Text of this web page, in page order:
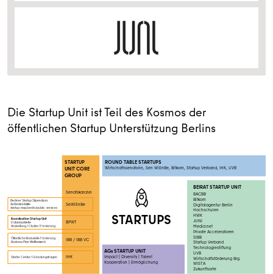
Die Startup Unit ist Teil des Kosmos der
öffentlichen Startup Unterstützung Berlins
Berliner Startup Stipendium
Außenkontakte
startup-map.berlin/public-services
SeWiEnBe
BPWT
IHK
IBB / IBB VC
Senatskanzlei
Koordination Startup Unit
Erstanlaufstelle
Ansiedlung / Cluster/ Förderung
Öffentliche finanzielle Förderung
Business Plan Wettbewerb
Starter Center/ Gründungsfragen
STARTUP
UNIT CORE
GROUP
ROUND TABLE STARTUPS
Wirtschaftssenatorin, Sen WiEnBe, Bitkom, Startup Verband, IHK, UVB
BACBB
Bitkom
Digitalagentur Berlin
Hochschulen
HWK
JUNI
Media:net
Private Acceleratoren
SIBB
Startup Verband
Technologiestiftung
UVB
Wirtschaftsförderung Brg.
WISTA
Zukunftsorte
BEIRAT STARTUP UNIT
AGs STARTUP UNIT
Impact | Diversity | Talent
Kooperation | Ermöglichung
STARTUPS